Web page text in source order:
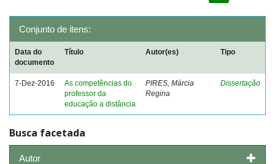
Conjunto de itens:
Data do
documento
Título Autor(es) Tipo
7-Dez-2016
As competências do
professor da
educação a distância
PIRES, Márcia
Regina
Dissertação
Busca facetada
Autor